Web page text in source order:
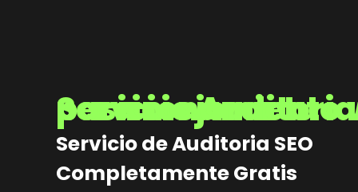
Servicio Auditoria SEO para mejorar tu
Servicio de Auditoria SEO
Completamente Gratis